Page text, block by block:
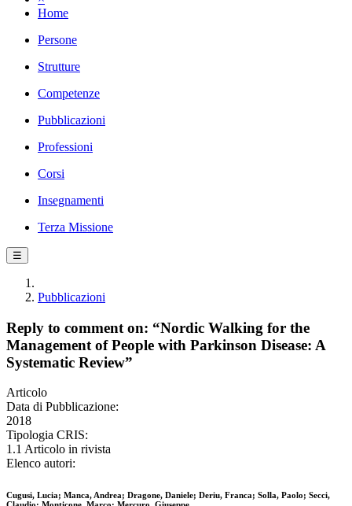
Home
Persone
Strutture
Competenze
Pubblicazioni
Professioni
Corsi
Insegnamenti
Terza Missione
☰
Pubblicazioni
Reply to comment on: “Nordic Walking for the
Management of People with Parkinson Disease: A
Systematic Review”
Articolo
Data di Pubblicazione:
2018
Tipologia CRIS:
1.1 Articolo in rivista
Elenco autori:
Cugusi, Lucia; Manca, Andrea; Dragone, Daniele; Deriu, Franca; Solla, Paolo; Secci,